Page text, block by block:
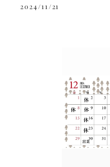
2024/11/21